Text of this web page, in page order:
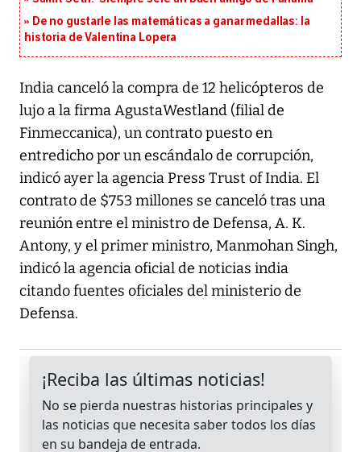
De no gustarle las matemáticas a ganar medallas: la
historia de Valentina Lopera
India canceló la compra de 12 helicópteros de
lujo a la firma AgustaWestland (filial de
Finmeccanica), un contrato puesto en
entredicho por un escándalo de corrupción,
indicó ayer la agencia Press Trust of India. El
contrato de $753 millones se canceló tras una
reunión entre el ministro de Defensa, A. K.
Antony, y el primer ministro, Manmohan Singh,
indicó la agencia oficial de noticias india
citando fuentes oficiales del ministerio de
Defensa.